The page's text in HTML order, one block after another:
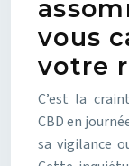
vous
votre
C’est la
CBD en
sa vigilance